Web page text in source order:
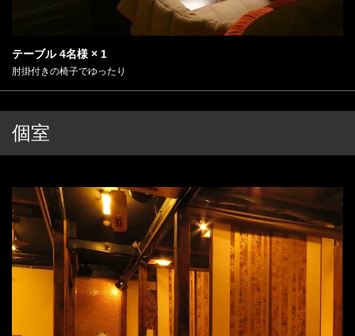
テーブル4名様 × 1
肘掛付きの椅子でゆったり
個室
この店舗情報をシェアする
岩手県盛岡市盛岡駅前通9番2号 ステーションサイドビル甚 地下1
階
お店情報をコピー
閉じる